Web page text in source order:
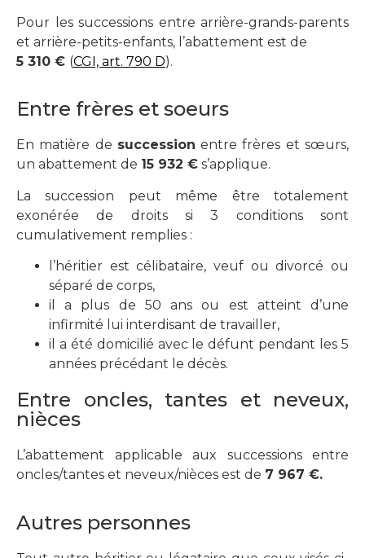
Pour les successions entre arrière-grands-parents
et arrière-petits-enfants, l’abattement est de
5 310 € (CGI, art. 790 D).
Entre frères et soeurs
En matière de succession entre frères et sœurs,
un abattement de 15 932 € s’applique.
La succession peut même être totalement
exonérée de droits si 3 conditions sont
cumulativement remplies :
l’héritier est célibataire, veuf ou divorcé ou
séparé de corps,
il a plus de 50 ans ou est atteint d’une
infirmité lui interdisant de travailler,
il a été domicilié avec le défunt pendant les 5
années précédant le décès.
Entre oncles, tantes et neveux,
nièces
L’abattement applicable aux successions entre
oncles/tantes et neveux/nièces est de 7 967 €.
Autres personnes